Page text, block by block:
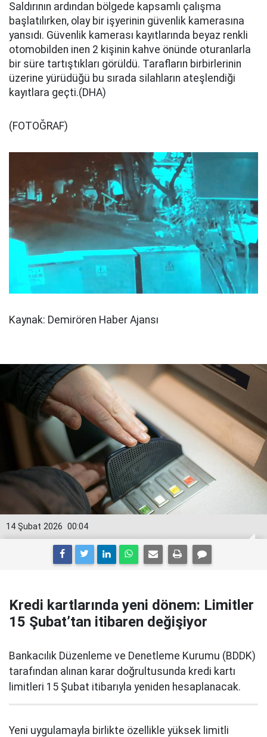
Saldırının ardından bölgede kapsamlı çalışma
başlatılırken, olay bir işyerinin güvenlik kamerasına
yansıdı. Güvenlik kamerası kayıtlarında beyaz renkli
otomobilden inen 2 kişinin kahve önünde oturanlarla
bir süre tartıştıkları görüldü. Tarafların birbirlerinin
üzerine yürüdüğü bu sırada silahların ateşlendiği
kayıtlara geçti.(DHA)
(FOTOĞRAF)
Kaynak: Demirören Haber Ajansı
00:04
14 Şubat 2026
Kredi kartlarında yeni dönem: Limitler
15 Şubat’tan itibaren değişiyor
Bankacılık Düzenleme ve Denetleme Kurumu (BDDK)
tarafından alınan karar doğrultusunda kredi kartı
limitleri 15 Şubat itibarıyla yeniden hesaplanacak.
Yeni uygulamayla birlikte özellikle yüksek limitli